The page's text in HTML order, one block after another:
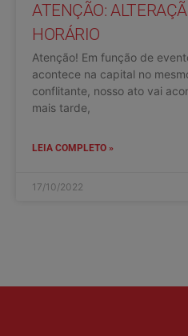
ATENÇÃO:
HORÁRIO
Atenção! Em função de
acontece na capital no
conflitante, nosso ato vai
mais tarde,
LEIA COMPLETO »
17/10/2022